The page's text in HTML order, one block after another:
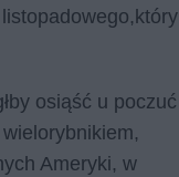
osiąść u poczuć
Ameryki, w